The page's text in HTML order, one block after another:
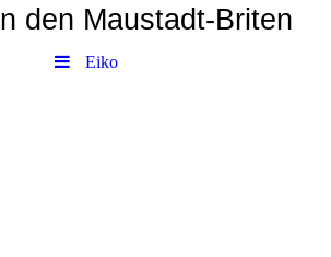
Maustadt-Briten
Eiko